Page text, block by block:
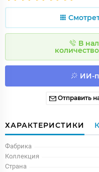
В
ИИ-
Отправить
ХАРАКТЕРИСТИКИ
Фабрика
Коллекция
Страна